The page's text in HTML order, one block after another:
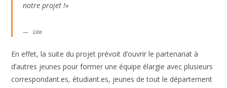
notre projet !»
Lila
En effet, la suite du projet prévoit d’ouvrir le partenariat à
d’autres jeunes pour former une équipe élargie avec plusieurs
correspondant.es, étudiant.es, jeunes de tout le département